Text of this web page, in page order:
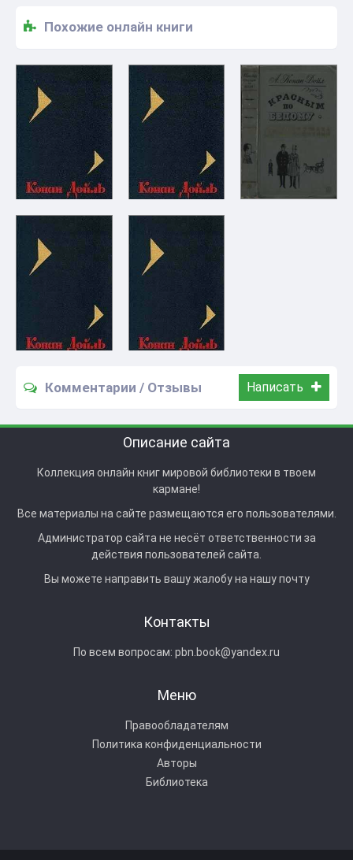
Похожие онлайн книги
Комментарии / Отзывы Написать
Описание сайта
Коллекция онлайн книг мировой библиотеки в твоем
кармане!
Все материалы на сайте размещаются его пользователями.
Администратор сайта не несёт ответственности за
действия пользователей сайта.
Вы можете направить вашу жалобу на нашу почту
Контакты
По всем вопросам: pbn.book@yandex.ru
Меню
Правообладателям
Политика конфиденциальности
Авторы
Библиотека